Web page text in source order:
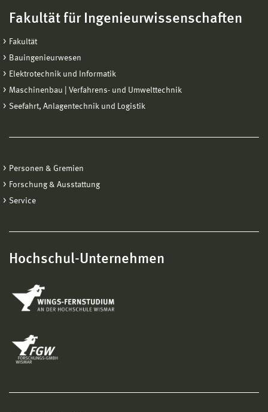
Fakultät für Ingenieurwissenschaften
Fakultät
Bauingenieurwesen
Elektrotechnik und Informatik
Maschinenbau | Verfahrens- und Umwelttechnik
Seefahrt, Anlagentechnik und Logistik
Personen & Gremien
Forschung & Ausstattung
Service
Hochschul-Unternehmen